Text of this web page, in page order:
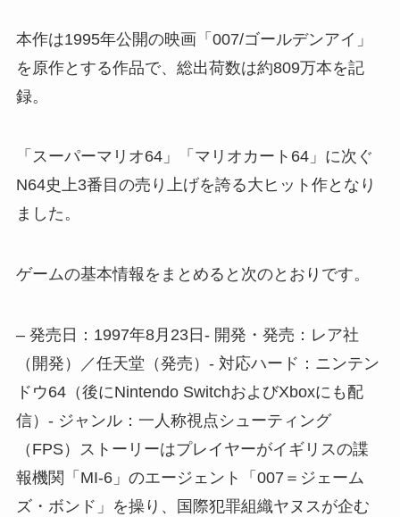
本作は1995年公開の映画「007/ゴールデンアイ」
を原作とする作品で、総出荷数は約809万本を記
録。
「スーパーマリオ64」「マリオカート64」に次ぐ
N64史上3番目の売り上げを誇る大ヒット作となり
ました。
ゲームの基本情報をまとめると次のとおりです。
– 発売日：1997年8月23日- 開発・発売：レア社
（開発）／任天堂（発売）- 対応ハード：ニンテン
ドウ64（後にNintendo SwitchおよびXboxにも配
信）- ジャンル：一人称視点シューティング
（FPS）ストーリーはプレイヤーがイギリスの諜
報機関「MI-6」のエージェント「007＝ジェーム
ズ・ボンド」を操り、国際犯罪組織ヤヌスが企む